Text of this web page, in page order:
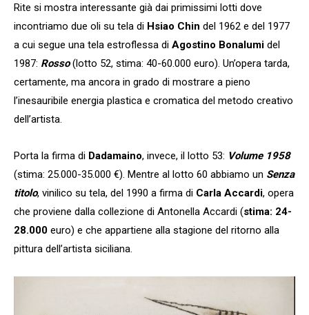
Rite si mostra interessante già dai primissimi lotti dove
incontriamo due oli su tela di Hsiao Chin del 1962 e del 1977
a cui segue una tela estroflessa di Agostino Bonalumi del
1987: Rosso (lotto 52, stima: 40-60.000 euro). Un’opera tarda,
certamente, ma ancora in grado di mostrare a pieno
l’inesauribile energia plastica e cromatica del metodo creativo
dell’artista.
Porta la firma di Dadamaino, invece, il lotto 53: Volume 1958
(stima: 25.000-35.000 €). Mentre al lotto 60 abbiamo un Senza
titolo, vinilico su tela, del 1990 a firma di Carla Accardi, opera
che proviene dalla collezione di Antonella Accardi (stima: 24-
28.000 euro) e che appartiene alla stagione del ritorno alla
pittura dell’artista siciliana.